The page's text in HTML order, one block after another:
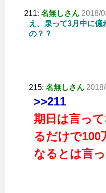
211: 名無しさん 2018/
え、泉って3月中に億
の？？
215: 名無しさん
>>211
期日は言っ
るだけで100
なるとは言っ